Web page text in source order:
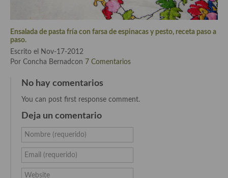
Cocina HIndú
Cocina China
Cocina del Pacifico
Cocina filipina
Cocina de Hawái
Cocina de Madagascar
Cocina Africana
Cocina Sudafrinaca
Ensalada de pasta fría con farsa de espinacas y pesto, receta paso a
paso.
Escrito el Nov-17-2012
Por Concha Bernadcon 7 Comentarios
No hay comentarios
You can post first response comment.
Deja un comentario
Nombre (requerido)
Email (requerido)
Website